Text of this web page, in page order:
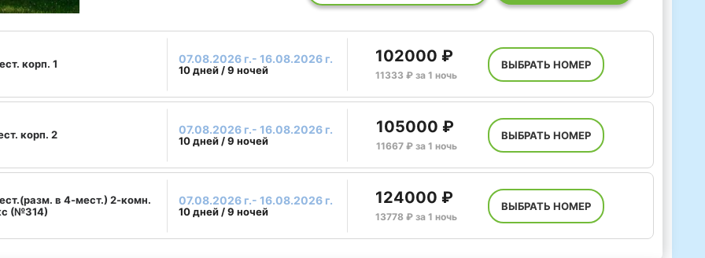
корп. 1 07.08.2026 г.- 16.08.2026 г.
10 дней / 9 ночей
102000 ₽
11333 ₽ за 1 ночь
ВЫБРАТЬ НОМЕР
корп. 2 07.08.2026 г.- 16.08.2026 г.
10 дней / 9 ночей
105000 ₽
11667 ₽ за 1 ночь
ВЫБРАТЬ НОМЕР
в 4-мест.) 2-комн.
(№314)
07.08.2026 г.- 16.08.2026 г.
10 дней / 9 ночей
124000 ₽
13778 ₽ за 1 ночь
ВЫБРАТЬ НОМЕР